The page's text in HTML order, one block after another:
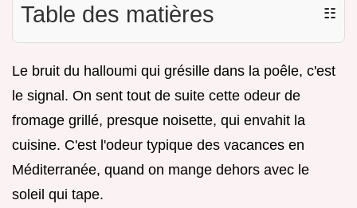
Table des matières ☷
Le bruit du halloumi qui grésille dans la poêle, c'est
le signal. On sent tout de suite cette odeur de
fromage grillé, presque noisette, qui envahit la
cuisine. C'est l'odeur typique des vacances en
Méditerranée, quand on mange dehors avec le
soleil qui tape.